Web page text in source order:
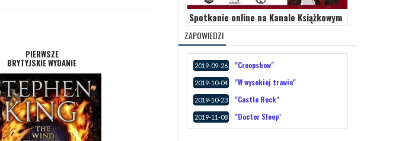
PIERWSZE
BRYTYJSKIE WYDANIE
Spotkanie online na Kanale Książkowym
ZAPOWIEDZI
2019-09-26 "Creepshow"
2019-10-04 "W wysokiej trawie"
2019-10-23 "Castle Rock"
2019-11-08 "Doctor Sleep"